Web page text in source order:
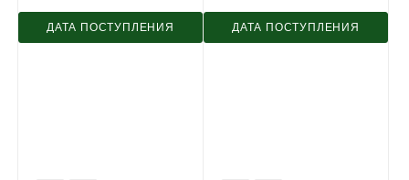
ДАТА ПОСТУПЛЕНИЯ ДАТА ПОСТУПЛЕНИЯ